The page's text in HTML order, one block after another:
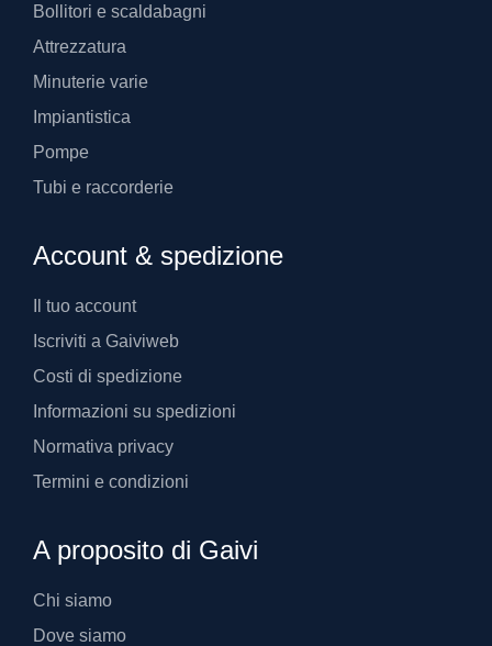
Bollitori e scaldabagni
Attrezzatura
Minuterie varie
Impiantistica
Pompe
Tubi e raccorderie
Account & spedizione
Il tuo account
Iscriviti a Gaiviweb
Costi di spedizione
Informazioni su spedizioni
Normativa privacy
Termini e condizioni
A proposito di Gaivi
Chi siamo
Dove siamo